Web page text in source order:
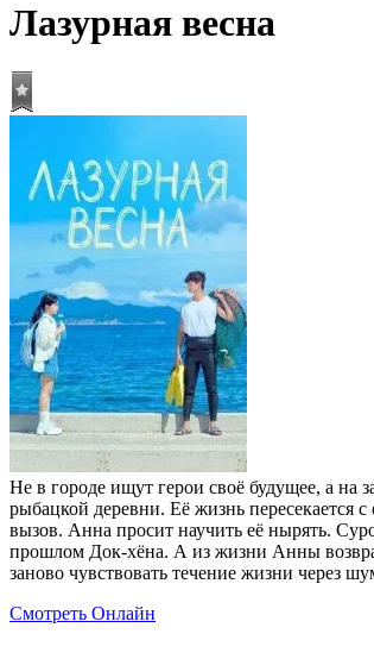
Лазурная весна
Не в городе ищут герои своё будущее, а на
рыбацкой деревни. Её жизнь
вызов. Анна просит научить её нырять.
прошлом Док-хёна. А из жизни Анны
заново чувствовать течение жизни через
Смотреть Онлайн